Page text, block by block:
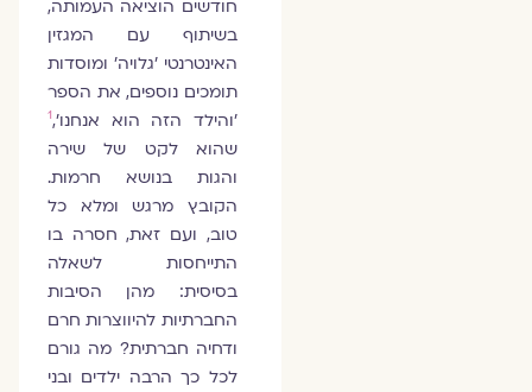
חודשים הוציאה העמותה,
בשיתוף עם המגזין
האינטרנטי 'גלויה' ומוסדות
תומכים נוספים, את הספר
'והילד הזה הוא אנחנו',1
שהוא לקט של שירה
והגות בנושא חרמות.
הקובץ מרגש ומלא כל
טוב, ועם זאת, חסרה בו
התייחסות לשאלה
בסיסית: מהן הסיבות
החברתיות להיווצרות חרם
ודחיה חברתית? מה גורם
לכל כך הרבה ילדים ובני